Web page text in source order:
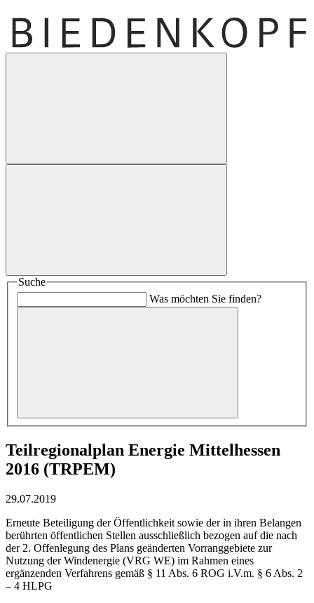
Suche
Was möchten Sie finden?
Teilregionalplan Energie Mittelhessen
2016 (TRPEM)
29.07.2019
Erneute Beteiligung der Öffentlichkeit sowie der in ihren Belangen
berührten öffentlichen Stellen ausschließlich bezogen auf die nach
der 2. Offenlegung des Plans geänderten Vorranggebiete zur
Nutzung der Windenergie (VRG WE) im Rahmen eines
ergänzenden Verfahrens gemäß § 11 Abs. 6 ROG i.V.m. § 6 Abs. 2
– 4 HLPG